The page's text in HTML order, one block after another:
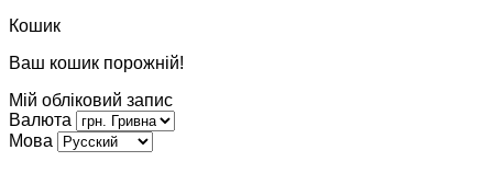
Кошик
Ваш кошик порожній!
Мій обліковий запис
Валюта
Мова